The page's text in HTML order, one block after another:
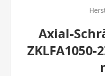
Axial-
ZKLFA1050-